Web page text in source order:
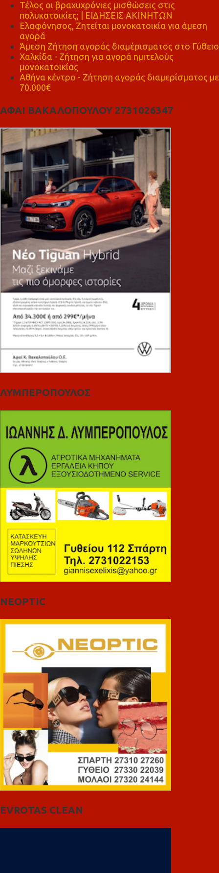
Τέλος οι βραχυχρόνιες μισθώσεις στις
πολυκατοικίες; | ΕΙΔΗΣΕΙΣ ΑΚΙΝΗΤΩΝ
Ελαφόνησος, Ζητείται μονοκατοικία για άμεση
αγορά
Άμεση Ζήτηση αγοράς διαμέρισματος στο Γύθειο
Χαλκίδα - Ζήτηση για αγορά ημιτελούς
μονοκατοικίας
Αθήνα κέντρο - Ζήτηση αγοράς διαμερίσματος με
70.000€
ΑΦΑΙ ΒΑΚΑΛΟΠΟΥΛΟΥ 2731026347
ΛΥΜΠΕΡΟΠΟΥΛΟΣ
NEOPTIC
EVROTAS CLEAN